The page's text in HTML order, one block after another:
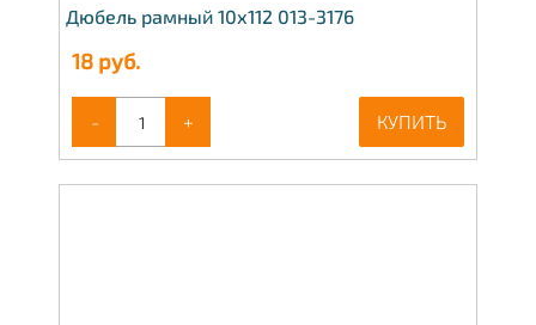
Дюбель рамный 10х112 013-3176
18 руб.
- + КУПИТЬ